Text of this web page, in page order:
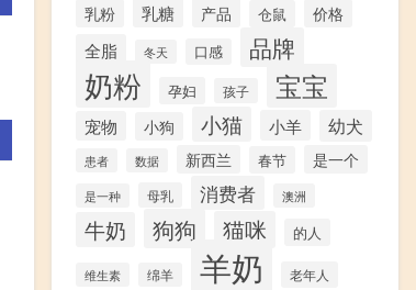
乳粉 乳糖 产品 仓鼠 价格
全脂 冬天 口感 品牌
奶粉 孕妇 孩子 宝宝
宠物 小狗 小猫 小羊 幼犬
患者 数据 新西兰 春节 是一个
是一种 母乳 消费者 澳洲
牛奶 狗狗 猫咪 的人
维生素 绵羊 羊奶 老年人